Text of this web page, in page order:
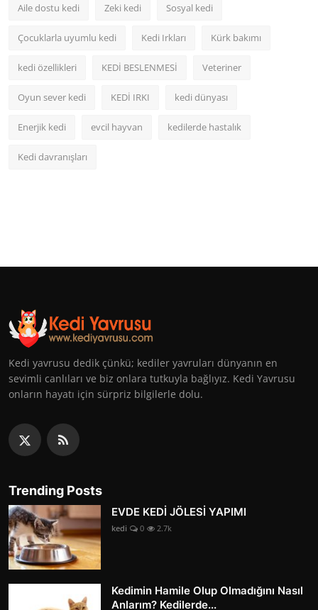
Aile dostu kedi Zeki kedi Sosyal kedi
Çocuklarla uyumlu kedi Kedi Irkları Kürk bakımı
kedi özellikleri KEDİ BESLENMESİ Veteriner
Oyun sever kedi KEDİ IRKI kedi dünyası
Enerjik kedi evcil hayvan kedilerde hastalık
Kedi davranışları
Kedi yavrusu dedik çünkü; kediler yavruları dünyanın en
sevimli canlıları ve biz onlara tutkuyla bağlıyız. Kedi Yavrusu
onların hayatı için sürpriz bilgilerle dolu.
Trending Posts
EVDE KEDİ JÖLESİ YAPIMI
kedi 0 2.7k
Kedimin Hamile Olup Olmadığını Nasıl
Anlarım? Kedilerde...